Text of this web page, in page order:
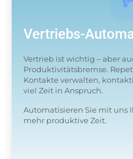
Vertriebs-
Vertrieb ist wichtig – aber
Produktivitätsbremse.
Kontakte verwalten,
viel Zeit in Anspruch.
Automatisieren Sie mit uns
mehr produktive Zeit.